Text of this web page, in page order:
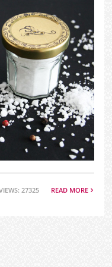
27325 READ MORE